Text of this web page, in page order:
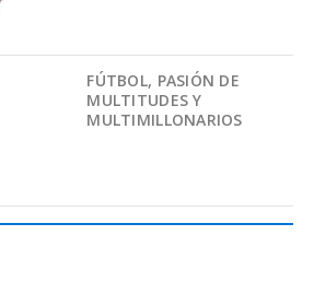
FÚTBOL, PASIÓN DE
MULTITUDES Y
MULTIMILLONARIOS